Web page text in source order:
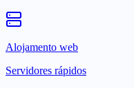
Alojamento web
Servidores rápidos